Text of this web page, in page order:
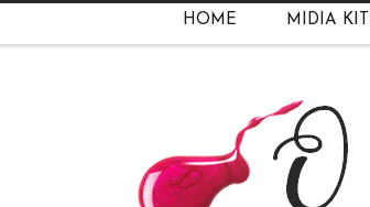
HOME MIDIA KIT